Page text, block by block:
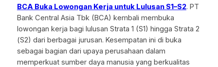
BCA Buka Lowongan Kerja untuk Lulusan S1–S2. PT
Bank Central Asia Tbk (BCA) kembali membuka
lowongan kerja bagi lulusan Strata 1 (S1) hingga Strata 2
(S2) dari berbagai jurusan. Kesempatan ini di buka
sebagai bagian dari upaya perusahaan dalam
memperkuat sumber daya manusia yang berkualitas